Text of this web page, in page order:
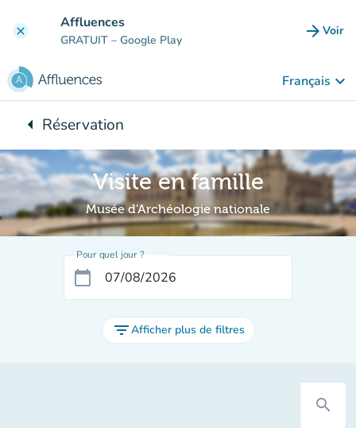
clear Affluences
GRATUIT – Google Play arrow_forward Voir
Français keyboard_arrow_down
arrow_leftRetour à :
Réservation
Visite en famille
Musée d'Archéologie nationale
Pour quel jour ?
calendar_today
filter_listAfficher plus de filtres
search